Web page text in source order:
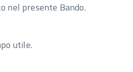
nel presente Bando.
utile.